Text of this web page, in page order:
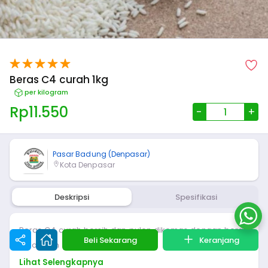
Beras C4 curah 1kg
per kilogram
Rp11.550 - +
Pasar Badung (Denpasar)
Kota Denpasar
Deskripsi Spesifikasi
Beras C4 curah bersih dan pulen dikemas dengan berat
1 kilogram
Lihat Selengkapnya
Beli Sekarang Keranjang